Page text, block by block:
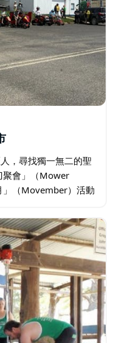
，尋找獨一無二的聖
聚會」（Mower
（Movember）活動
…